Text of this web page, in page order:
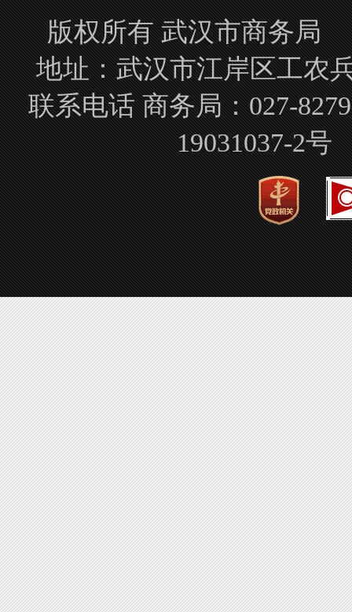
版权所有 武汉市商务局
地址：武汉市江岸区工
联系电话 商务局：027-
19031037-2号